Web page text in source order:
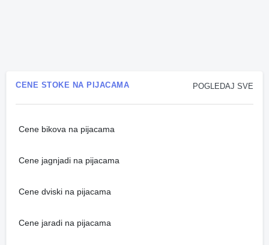
POGLEDAJ SVE
CENE STOKE NA PIJACAMA
Cene bikova na pijacama
Cene jagnjadi na pijacama
Cene dviski na pijacama
Cene jaradi na pijacama